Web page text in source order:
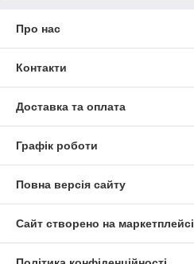
Про нас
Контакти
Доставка та оплата
Графік роботи
Повна версія сайту
Сайт створено на маркетплейсі